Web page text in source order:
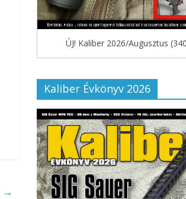
→
ÚJ! Kaliber 2026/Augusztus
Kaliber Évkönyv 2026